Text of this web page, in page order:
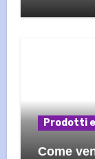
Prodotti
Come